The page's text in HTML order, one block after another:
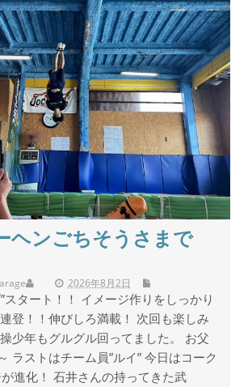
ヘンごちそうさまで
2026年8月2日
スタート！！ イメージ作りをしっかり
登！！伸びしろ満載！ 次回も楽しみ
少年もグルグル回ってました。 お父
ラストはチーム員”ルイ” 今日はコーク
進化！ 石井さんの持ってきた武